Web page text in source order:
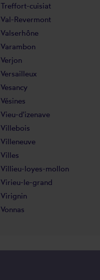
Treffort-cuisiat
Val-Revermont
Valserhône
Varambon
Verjon
Versailleux
Vesancy
Vésines
Vieu-d'izenave
Villebois
Villeneuve
Villes
Villieu-loyes-mollon
Virieu-le-grand
Virignin
Vonnas